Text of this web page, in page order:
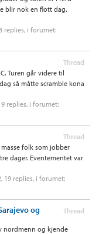
blir nok en flott dag.
replies, i forumet:
Thread
Turen går videre til
så måtte scramble kona
replies, i forumet:
Thread
folk som jobber
dager. Eventementet var
, 19 replies, i forumet:
Thread
og
nordmenn og kjende